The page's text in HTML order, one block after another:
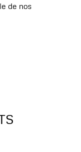
de nos